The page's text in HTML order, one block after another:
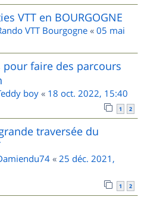
VTT en BOURGOGNE
VTT Bourgogne « 05 mai
pour faire des parcours
boy « 18 oct. 2022, 15:40
1 2
traversée du
« 25 déc. 2021,
1 2